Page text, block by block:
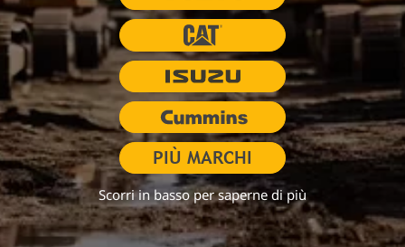
Scorri in basso per saperne di più